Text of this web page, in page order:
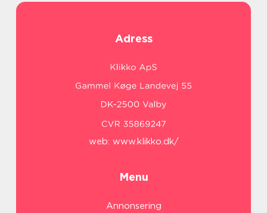
Adress
web: www.klikko.dk/
Menu
Annonsering